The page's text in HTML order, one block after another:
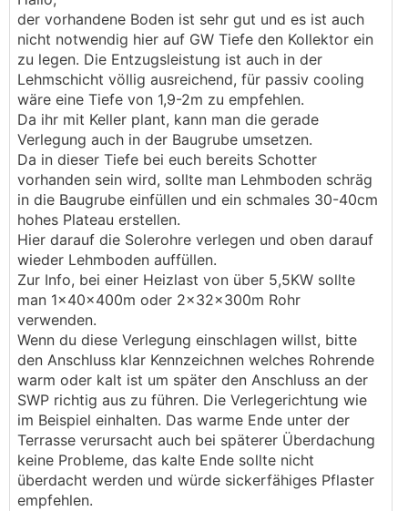
der vorhandene Boden ist sehr gut und es ist auch
nicht notwendig hier auf GW Tiefe den Kollektor ein
zu legen. Die Entzugsleistung ist auch in der
Lehmschicht völlig ausreichend, für passiv cooling
wäre eine Tiefe von 1,9-2m zu empfehlen.
Da ihr mit Keller plant, kann man die gerade
Verlegung auch in der Baugrube umsetzen.
Da in dieser Tiefe bei euch bereits Schotter
vorhanden sein wird, sollte man Lehmboden schräg
in die Baugrube einfüllen und ein schmales 30-40cm
hohes Plateau erstellen.
Hier darauf die Solerohre verlegen und oben darauf
wieder Lehmboden auffüllen.
Zur Info, bei einer Heizlast von über 5,5KW sollte
man 1x40x400m oder 2x32x300m Rohr
verwenden.
Wenn du diese Verlegung einschlagen willst, bitte
den Anschluss klar Kennzeichnen welches Rohrende
warm oder kalt ist um später den Anschluss an der
SWP richtig aus zu führen. Die Verlegerichtung wie
im Beispiel einhalten. Das warme Ende unter der
Terrasse verursacht auch bei späterer Überdachung
keine Probleme, das kalte Ende sollte nicht
überdacht werden und würde sickerfähiges Pflaster
empfehlen.